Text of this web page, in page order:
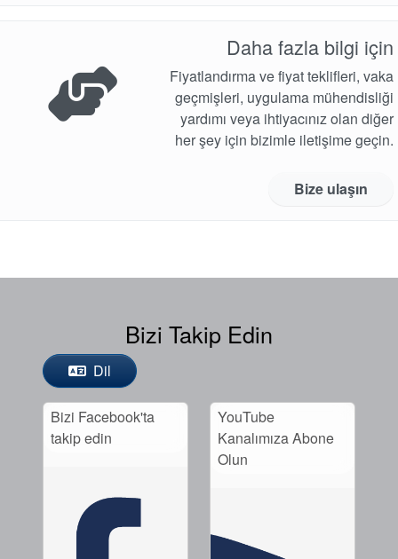
Daha fazla bilgi için
Fiyatlandırma ve fiyat teklifleri, vaka
geçmişleri, uygulama mühendisliği
yardımı veya ihtiyacınız olan diğer
her şey için bizimle iletişime geçin.
Bize ulaşın
Bizi Takip Edin
Dil
Bizi Facebook'ta
takip edin
YouTube
Kanalımıza Abone
Olun